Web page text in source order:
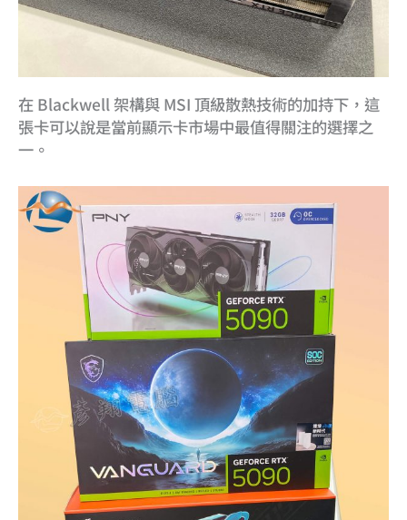
在 Blackwell 架構與 MSI 頂級散熱技術的加持下，這
張卡可以說是當前顯示卡市場中最值得關注的選擇之
一。